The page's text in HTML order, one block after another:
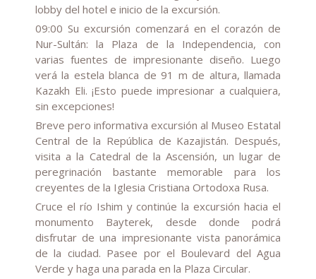
lobby del hotel e inicio de la excursión.
09:00 Su excursión comenzará en el corazón de
Nur-Sultán: la Plaza de la Independencia, con
varias fuentes de impresionante diseño. Luego
verá la estela blanca de 91 m de altura, llamada
Kazakh Eli. ¡Esto puede impresionar a cualquiera,
sin excepciones!
Breve pero informativa excursión al Museo Estatal
Central de la República de Kazajistán. Después,
visita a la Catedral de la Ascensión, un lugar de
peregrinación bastante memorable para los
creyentes de la Iglesia Cristiana Ortodoxa Rusa.
Cruce el río Ishim y continúe la excursión hacia el
monumento Bayterek, desde donde podrá
disfrutar de una impresionante vista panorámica
de la ciudad. Pasee por el Boulevard del Agua
Verde y haga una parada en la Plaza Circular.